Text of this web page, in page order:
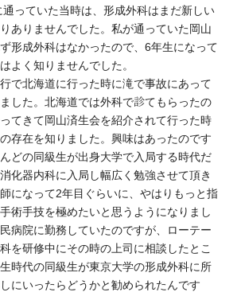
通っていた当時は、形成外科はまだ新しい
ありませんでした。私が通っていた岡山
形成外科はなかったので、6年生になって
よく知りませんでした。
で北海道に行った時に滝で事故にあって
した。北海道では外科で診てもらったの
てきて岡山済生会を紹介されて行った時
存在を知りました。興味はあったのです
どの同級生が出身大学で入局する時代だ
化器内科に入局し幅広く勉強させて頂き
になって2年目ぐらいに、やはりもっと指
術手技を極めたいと思うようになりまし
病院に勤務していたのですが、ローテー
を研修中にその時の上司に相談したとこ
時代の同級生が東京大学の形成外科に所
にいったらどうかと勧められたんです